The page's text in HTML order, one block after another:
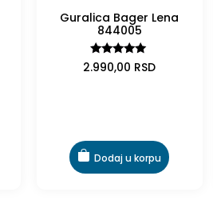
Guralica Bager Lena
844005
Ocenjeno
sa
2.990,00 RSD
Dodaj u korpu